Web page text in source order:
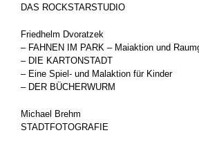
DAS ROCKSTARSTUDIO
Friedhelm Dvoratzek
– FAHNEN IM PARK – Maiaktion und
– DIE KARTONSTADT
– Eine Spiel- und Malaktion für Kinder
– DER BÜCHERWURM
Michael Brehm
STADTFOTOGRAFIE